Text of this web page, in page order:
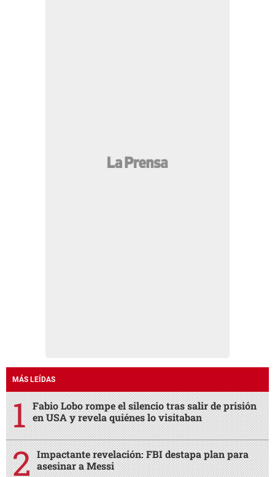
MÁS LEÍDAS
Fabio Lobo rompe el silencio tras salir de prisión
en USA y revela quiénes lo visitaban
Impactante revelación: FBI destapa plan para
asesinar a Messi